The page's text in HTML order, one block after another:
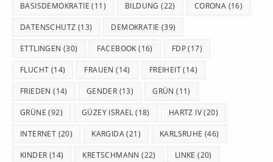
BASISDEMOKRATIE (11) BILDUNG (22) CORONA (16)
DATENSCHUTZ (13) DEMOKRATIE (39)
ETTLINGEN (30) FACEBOOK (16) FDP(17)
FLUCHT (14) FRAUEN (14) FREIHEIT(14)
FRIEDEN (14) GENDER (13) GRÜN (11)
GRÜNE (92) GÜZEY ISRAEL (18) HARTZ IV(20)
INTERNET (20) KARGIDA(21) KARLSRUHE (46)
KINDER (14) KRETSCHMANN (22) LINKE (20)